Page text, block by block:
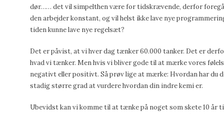
dør…… det vil simpelthen være for tidskrævende, derfor
den arbejder konstant, og vil helst ikke lave nye
tiden kunne lave nye regelsæt?
Det er påvist, at vi hver dag tænker 60.000 tanker. Det er
hvad vi tænker. Men hvis vi bliver gode til at mærke vores
negativt eller positivt. Så prøv lige at mærke: Hvordan har du
stadig større grad at vurdere hvordan din indre kemi er.
Ubevidst kan vi komme til at tænke på noget som skete 10 år